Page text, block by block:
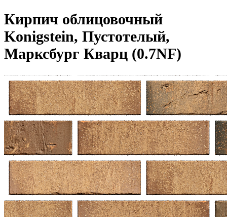
Кирпич облицовочный
Konigstein, Пустотелый,
Марксбург Кварц (0.7NF)